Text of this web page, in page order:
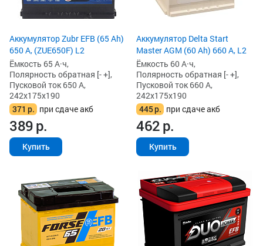
Аккумулятор Zubr EFB (65 Ah)
650 А, (ZUE650F) L2
Ёмкость 65 А·ч,
Полярность обратная [- +],
Пусковой ток 650 А,
242x175x190
371 р. при сдаче акб
389р.
Купить
Аккумулятор Delta Start
Master AGM (60 Ah) 660 А, L2
Ёмкость 60 А·ч,
Полярность обратная [- +],
Пусковой ток 660 А,
242x175x190
445р. при сдаче акб
462р.
Купить